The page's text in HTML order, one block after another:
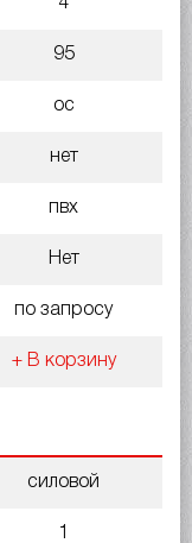
95
ос
нет
пвх
Нет
по запросу
+ В корзину
силовой
1